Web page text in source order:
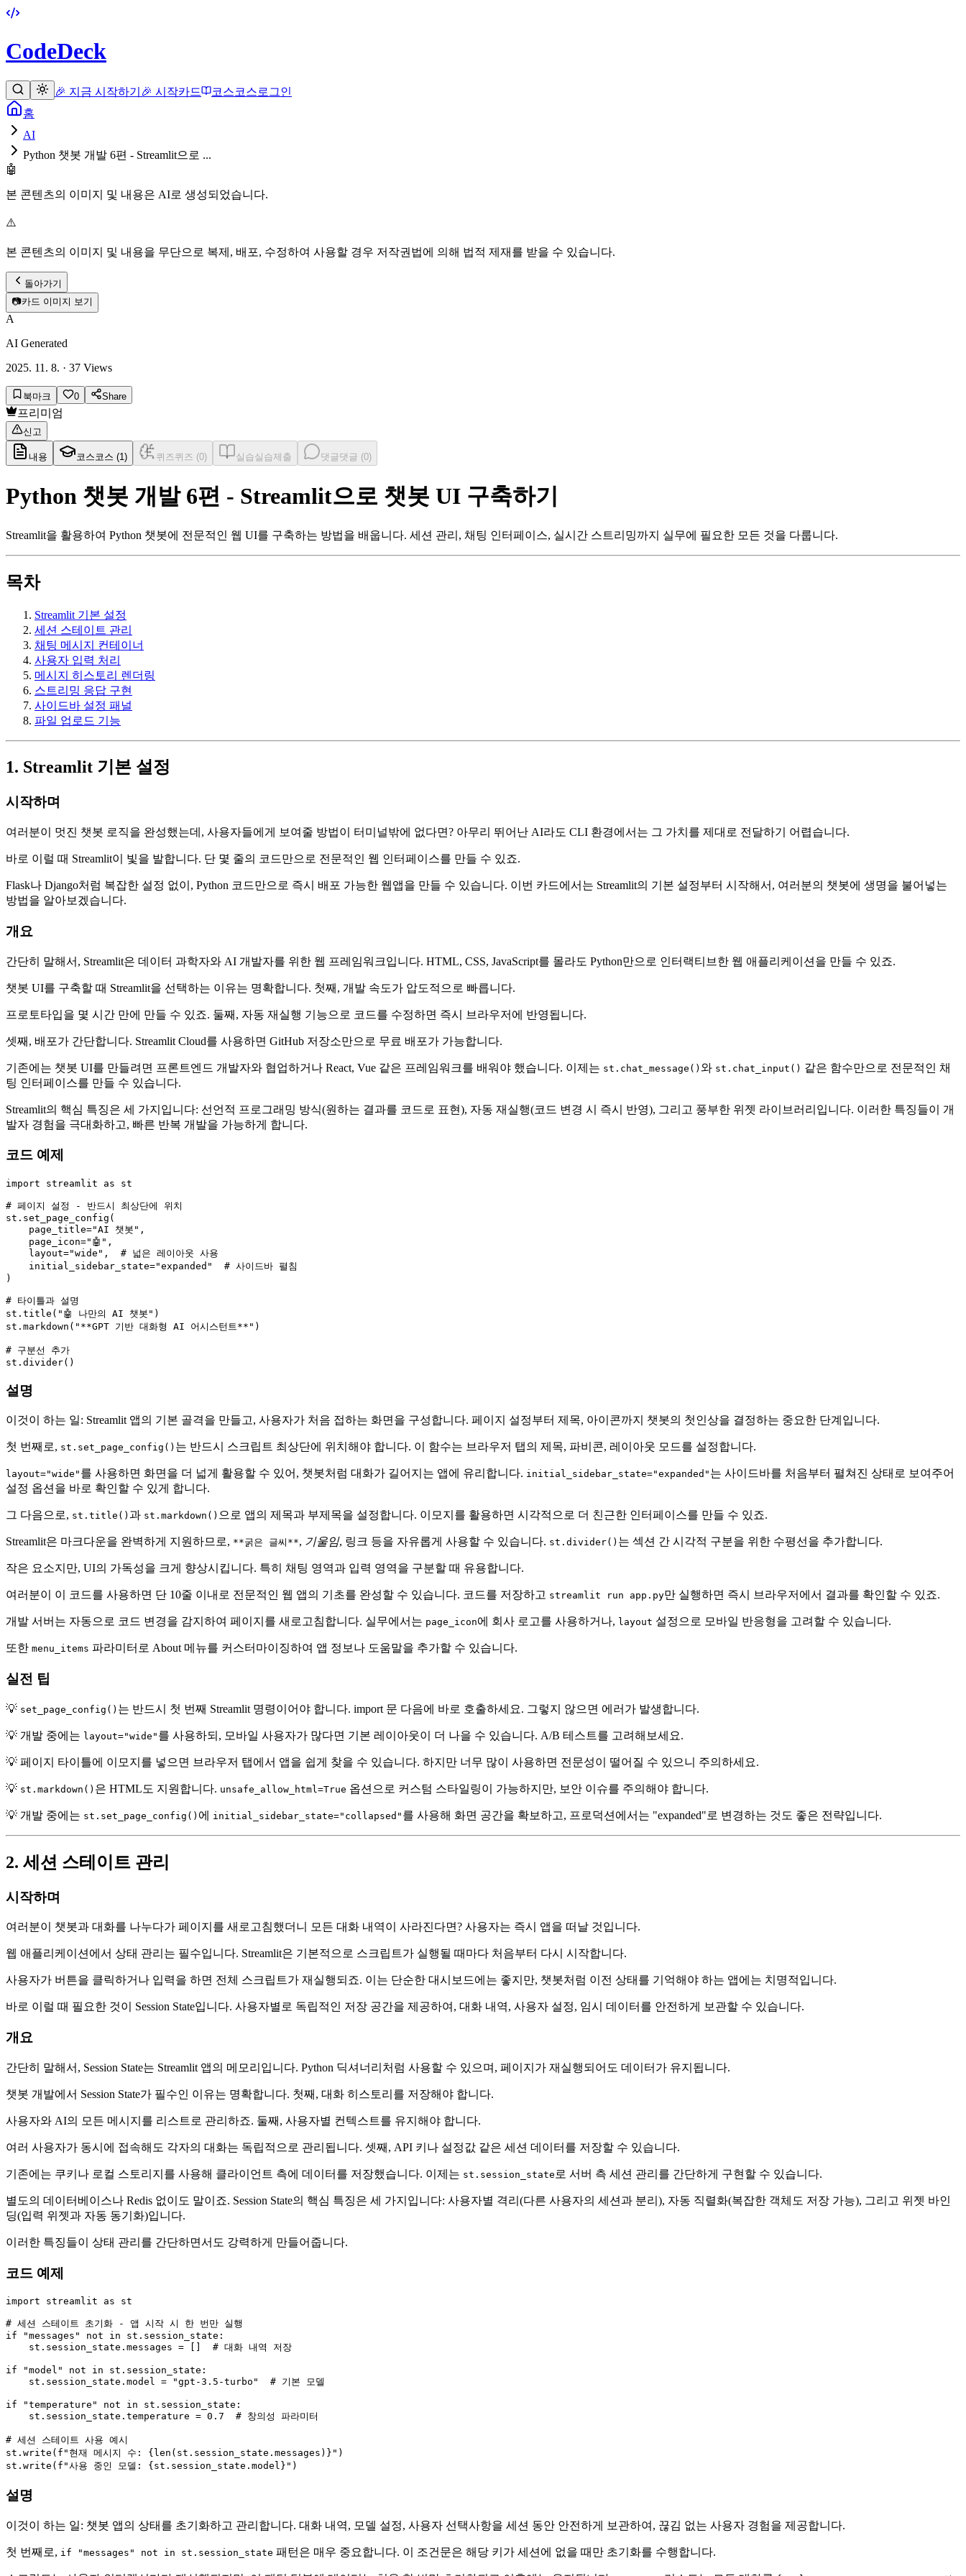
CodeDeck
🎉 지금 시작하기 🎉 시작카드 코스코스로그인
홈
AI
Python 챗봇 개발 6편 - Streamlit으로 ...
🤖
본 콘텐츠의 이미지 및 내용은 AI로 생성되었습니다.
⚠️
본 콘텐츠의 이미지 및 내용을 무단으로 복제, 배포, 수정하여 사용할 경우 저작권법에 의해 법적 제재를 받을 수 있습니다.
돌아가기
📷카드 이미지 보기
A
AI Generated
2025. 11. 8. · 37 Views
북마크 0 Share
프리미엄
신고
내용 코스 코스 (1 ) 퀴즈퀴즈 (0) 실습실습제출 댓글댓글 (0)
Python 챗봇 개발 6편 - Streamlit으로 챗봇 UI 구축하기
Streamlit을 활용하여 Python 챗봇에 전문적인 웹 UI를 구축하는 방법을 배웁니다. 세션 관리, 채팅 인터페이스, 실시간 스트리밍까지 실무에 필요한 모든 것을 다룹니다.
목차
Streamlit 기본 설정
세션 스테이트 관리
채팅 메시지 컨테이너
사용자 입력 처리
메시지 히스토리 렌더링
스트리밍 응답 구현
사이드바 설정 패널
파일 업로드 기능
1. Streamlit 기본 설정
시작하며
여러분이 멋진 챗봇 로직을 완성했는데, 사용자들에게 보여줄 방법이 터미널밖에 없다면? 아무리 뛰어난 AI라도 CLI 환경에서는 그 가치를 제대로 전달하기 어렵습니다.
바로 이럴 때 Streamlit이 빛을 발합니다. 단 몇 줄의 코드만으로 전문적인 웹 인터페이스를 만들 수 있죠.
Flask나 Django처럼 복잡한 설정 없이, Python 코드만으로 즉시 배포 가능한 웹앱을 만들 수 있습니다. 이번 카드에서는 Streamlit의 기본 설정부터 시작해서, 여러분의 챗봇에 생명을 불어넣는
방법을 알아보겠습니다.
개요
간단히 말해서, Streamlit은 데이터 과학자와 AI 개발자를 위한 웹 프레임워크입니다. HTML, CSS, JavaScript를 몰라도 Python만으로 인터랙티브한 웹 애플리케이션을 만들 수 있죠.
챗봇 UI를 구축할 때 Streamlit을 선택하는 이유는 명확합니다. 첫째, 개발 속도가 압도적으로 빠릅니다.
프로토타입을 몇 시간 만에 만들 수 있죠. 둘째, 자동 재실행 기능으로 코드를 수정하면 즉시 브라우저에 반영됩니다.
셋째, 배포가 간단합니다. Streamlit Cloud를 사용하면 GitHub 저장소만으로 무료 배포가 가능합니다.
기존에는 챗봇 UI를 만들려면 프론트엔드 개발자와 협업하거나 React, Vue 같은 프레임워크를 배워야 했습니다. 이제는 st.chat_message() 와 st.chat_input() 같은 함수만으로 전문적인 채
팅 인터페이스를 만들 수 있습니다.
Streamlit의 핵심 특징은 세 가지입니다: 선언적 프로그래밍 방식(원하는 결과를 코드로 표현), 자동 재실행(코드 변경 시 즉시 반영), 그리고 풍부한 위젯 라이브러리입니다. 이러한 특징들이 개
발자 경험을 극대화하고, 빠른 반복 개발을 가능하게 합니다.
코드 예제
import streamlit as st
# 페이지 설정 - 반드시 최상단에 위치
st.set_page_config(
    page_title=
"AI 챗봇" ,
    page_icon=
"🤖" ,
    layout=
"wide" , # 넓은 레이아웃 사용
    initial_sidebar_state=
"expanded"
# 사이드바 펼침
)
# 타이틀과 설명
st.title( "🤖 나만의 AI 챗봇" )
st.markdown( "**GPT 기반 대화형 AI 어시스턴트**" )
# 구분선 추가
설명
이것이 하는 일: Streamlit 앱의 기본 골격을 만들고, 사용자가 처음 접하는 화면을 구성합니다. 페이지 설정부터 제목, 아이콘까지 챗봇의 첫인상을 결정하는 중요한 단계입니다.
첫 번째로, st.set_page_config() 는 반드시 스크립트 최상단에 위치해야 합니다. 이 함수는 브라우저 탭의 제목, 파비콘, 레이아웃 모드를 설정합니다.
layout="wide" 를 사용하면 화면을 더 넓게 활용할 수 있어, 챗봇처럼 대화가 길어지는 앱에 유리합니다. initial_sidebar_state="expanded" 는 사이드바를 처음부터 펼쳐진 상태로 보여주어
설정 옵션을 바로 확인할 수 있게 합니다.
그 다음으로, st.title() 과 st.markdown() 으로 앱의 제목과 부제목을 설정합니다. 이모지를 활용하면 시각적으로 더 친근한 인터페이스를 만들 수 있죠.
Streamlit은 마크다운을 완벽하게 지원하므로, **굵은 글씨**, 기울임, 링크 등을 자유롭게 사용할 수 있습니다. st.divider() 는 섹션 간 시각적 구분을 위한 수평선을 추가합니다.
작은 요소지만, UI의 가독성을 크게 향상시킵니다. 특히 채팅 영역과 입력 영역을 구분할 때 유용합니다.
여러분이 이 코드를 사용하면 단 10줄 이내로 전문적인 웹 앱의 기초를 완성할 수 있습니다. 코드를 저장하고 streamlit run app.py만 실행하면 즉시 브라우저에서 결과를 확인할 수 있죠.
개발 서버는 자동으로 코드 변경을 감지하여 페이지를 새로고침합니다. 실무에서는 page_icon에 회사 로고를 사용하거나, layout 설정으로 모바일 반응형을 고려할 수 있습니다.
또한 menu_items 파라미터로 About 메뉴를 커스터마이징하여 앱 정보나 도움말을 추가할 수 있습니다.
실전 팁
💡 set_page_config() 는 반드시 첫 번째 Streamlit 명령이어야 합니다. import 문 다음에 바로 호출하세요. 그렇지 않으면 에러가 발생합니다.
💡 개발 중에는 layout="wide" 를 사용하되, 모바일 사용자가 많다면 기본 레이아웃이 더 나을 수 있습니다. A/B 테스트를 고려해보세요.
💡 페이지 타이틀에 이모지를 넣으면 브라우저 탭에서 앱을 쉽게 찾을 수 있습니다. 하지만 너무 많이 사용하면 전문성이 떨어질 수 있으니 주의하세요.
💡 st.markdown() 은 HTML도 지원합니다. unsafe_allow_html=True 옵션으로 커스텀 스타일링이 가능하지만, 보안 이슈를 주의해야 합니다.
💡 개발 중에는 st.set_page_config() 에 initial_sidebar_state="collapsed" 를 사용해 화면 공간을 확보하고, 프로덕션에서는 "expanded"로 변경하는 것도 좋은 전략입니다.
2. 세션 스테이트 관리
시작하며
여러분이 챗봇과 대화를 나누다가 페이지를 새로고침했더니 모든 대화 내역이 사라진다면? 사용자는 즉시 앱을 떠날 것입니다.
웹 애플리케이션에서 상태 관리는 필수입니다. Streamlit은 기본적으로 스크립트가 실행될 때마다 처음부터 다시 시작합니다.
사용자가 버튼을 클릭하거나 입력을 하면 전체 스크립트가 재실행되죠. 이는 단순한 대시보드에는 좋지만, 챗봇처럼 이전 상태를 기억해야 하는 앱에는 치명적입니다.
바로 이럴 때 필요한 것이 Session State입니다. 사용자별로 독립적인 저장 공간을 제공하여, 대화 내역, 사용자 설정, 임시 데이터를 안전하게 보관할 수 있습니다.
개요
간단히 말해서, Session State는 Streamlit 앱의 메모리입니다. Python 딕셔너리처럼 사용할 수 있으며, 페이지가 재실행되어도 데이터가 유지됩니다.
챗봇 개발에서 Session State가 필수인 이유는 명확합니다. 첫째, 대화 히스토리를 저장해야 합니다.
사용자와 AI의 모든 메시지를 리스트로 관리하죠. 둘째, 사용자별 컨텍스트를 유지해야 합니다.
여러 사용자가 동시에 접속해도 각자의 대화는 독립적으로 관리됩니다. 셋째, API 키나 설정값 같은 세션 데이터를 저장할 수 있습니다.
기존에는 쿠키나 로컬 스토리지를 사용해 클라이언트 측에 데이터를 저장했습니다. 이제는 st.session_state 로 서버 측 세션 관리를 간단하게 구현할 수 있습니다.
별도의 데이터베이스나 Redis 없이도 말이죠. Session State의 핵심 특징은 세 가지입니다: 사용자별 격리(다른 사용자의 세션과 분리), 자동 직렬화(복잡한 객체도 저장 가능), 그리고 위젯 바인
딩(입력 위젯과 자동 동기화)입니다.
이러한 특징들이 상태 관리를 간단하면서도 강력하게 만들어줍니다.
코드 예제
import streamlit as st
# 세션 스테이트 초기화 - 앱 시작 시 한 번만 실행
if
"messages" not in st.session_state:
    st.session_state.messages = []
# 대화 내역 저장
if "model" not in st.session_state:
    st.session_state.model =
"gpt-3.5-turbo" # 기본 모델
if "temperature" not in st.session_state:
    st.session_state.temperature =
0.7 # 창의성 파라미터
# 세션 스테이트 사용 예시
st.write( f"현재 메시지 수: { len (st.session_state.messages)} " )
st.write( f"사용 중인 모델: {st.session_state.model} "
설명
이것이 하는 일: 챗봇 앱의 상태를 초기화하고 관리합니다. 대화 내역, 모델 설정, 사용자 선택사항을 세션 동안 안전하게 보관하여, 끊김 없는 사용자 경험을 제공합니다.
첫 번째로, if "messages" not in st.session_state 패턴은 매우 중요합니다. 이 조건문은 해당 키가 세션에 없을 때만 초기화를 수행합니다.